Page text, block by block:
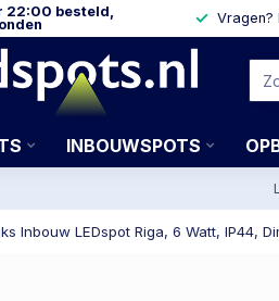
22:00 besteld,
Vragen?
INBOUWSPOTS
Inbouw LEDspot Riga, 6 Watt, IP44,